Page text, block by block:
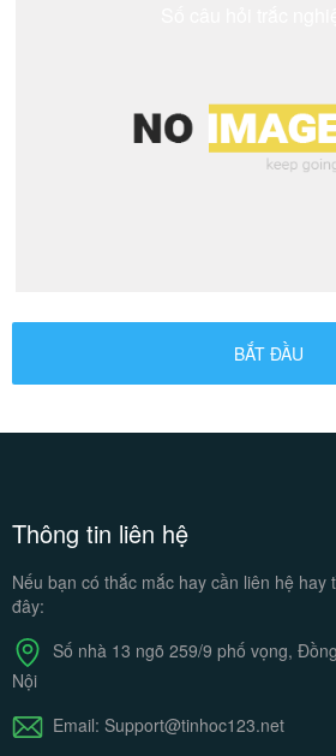
BẮT ĐẦU
Thông tin liên hệ
Nếu bạn có thắc mắc hay cần liên hệ hay
đây:
Số nhà 13 ngõ 259/9 phố vọng,
Nội
Email: Support@tinhoc123.net